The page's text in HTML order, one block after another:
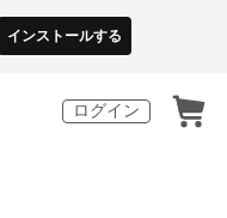
インストールする
ログイン